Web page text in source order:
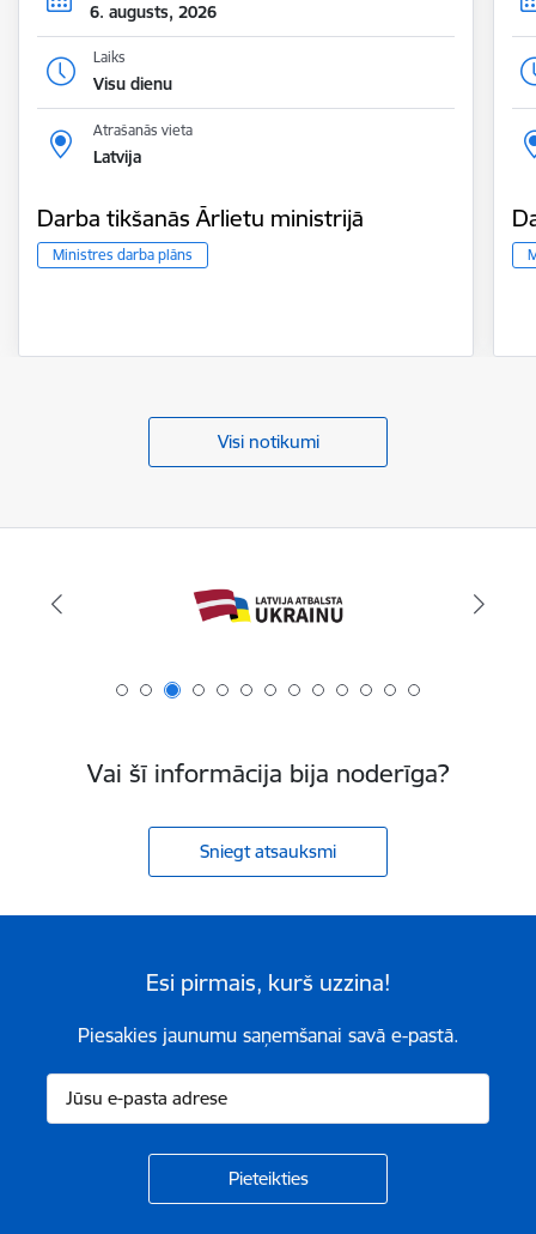
6. augusts, 2026
Laiks
Visu dienu
Atrašanās vieta
Latvija
Darba tikšanās Ārlietu ministrijā
Ministres darba plāns
Visi notikumi
Vai šī informācija bija noderīga?
Sniegt atsauksmi
Esi pirmais, kurš uzzina!
Piesakies jaunumu saņemšanai savā e-pastā.